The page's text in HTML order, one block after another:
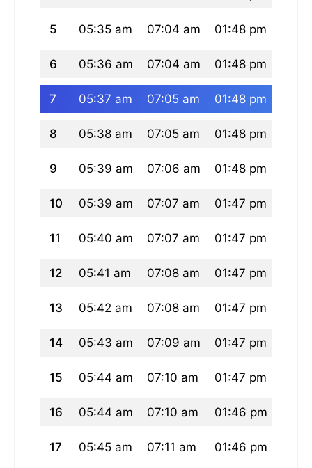
5 05:35 am 07:04 am 01:48 pm
6 05:36 am 07:04 am 01:48 pm
7 05:37 am 07:05 am 01:48 pm
8 05:38 am 07:05 am 01:48 pm
9 05:39 am 07:06 am 01:48 pm
10 05:39 am 07:07 am 01:47 pm
11 05:40 am 07:07 am 01:47 pm
12 05:41 am 07:08 am 01:47 pm
13 05:42 am 07:08 am 01:47 pm
14 05:43 am 07:09 am 01:47 pm
15 05:44 am 07:10 am 01:47 pm
16 05:44 am 07:10 am 01:46 pm
17 05:45 am 07:11 am 01:46 pm